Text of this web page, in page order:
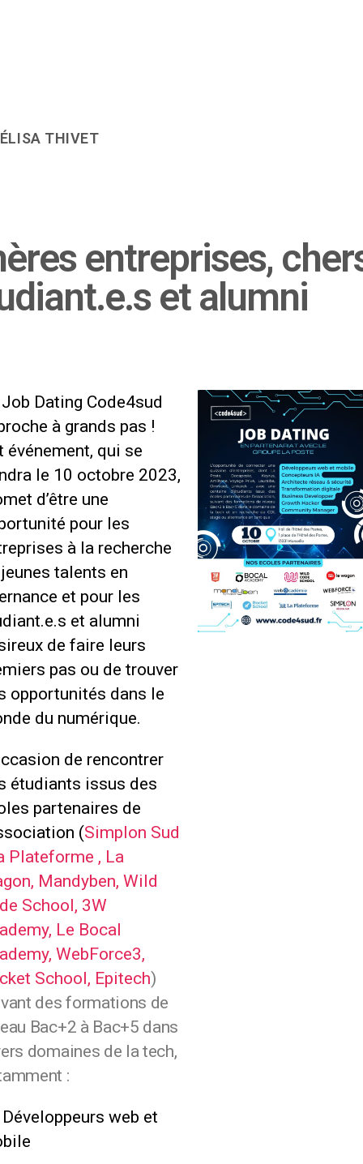
THIVET
entreprises,
et alumni
Dating Code4sud
à grands pas !
événement, qui se
le 10 octobre 2023,
d’être une
pour les
à la recherche
talents en
et pour les
et alumni
de faire leurs
pas ou de trouver
opportunités dans le
du numérique.
de rencontrer
étudiants issus des
partenaires de
(Simplon Sud
Plateforme , La
Mandyben, Wild
School, 3W
Le Bocal
WebForce3,
School, Epitech)
des formations de
Bac+2 à Bac+5 dans
domaines de la tech,
:
web et